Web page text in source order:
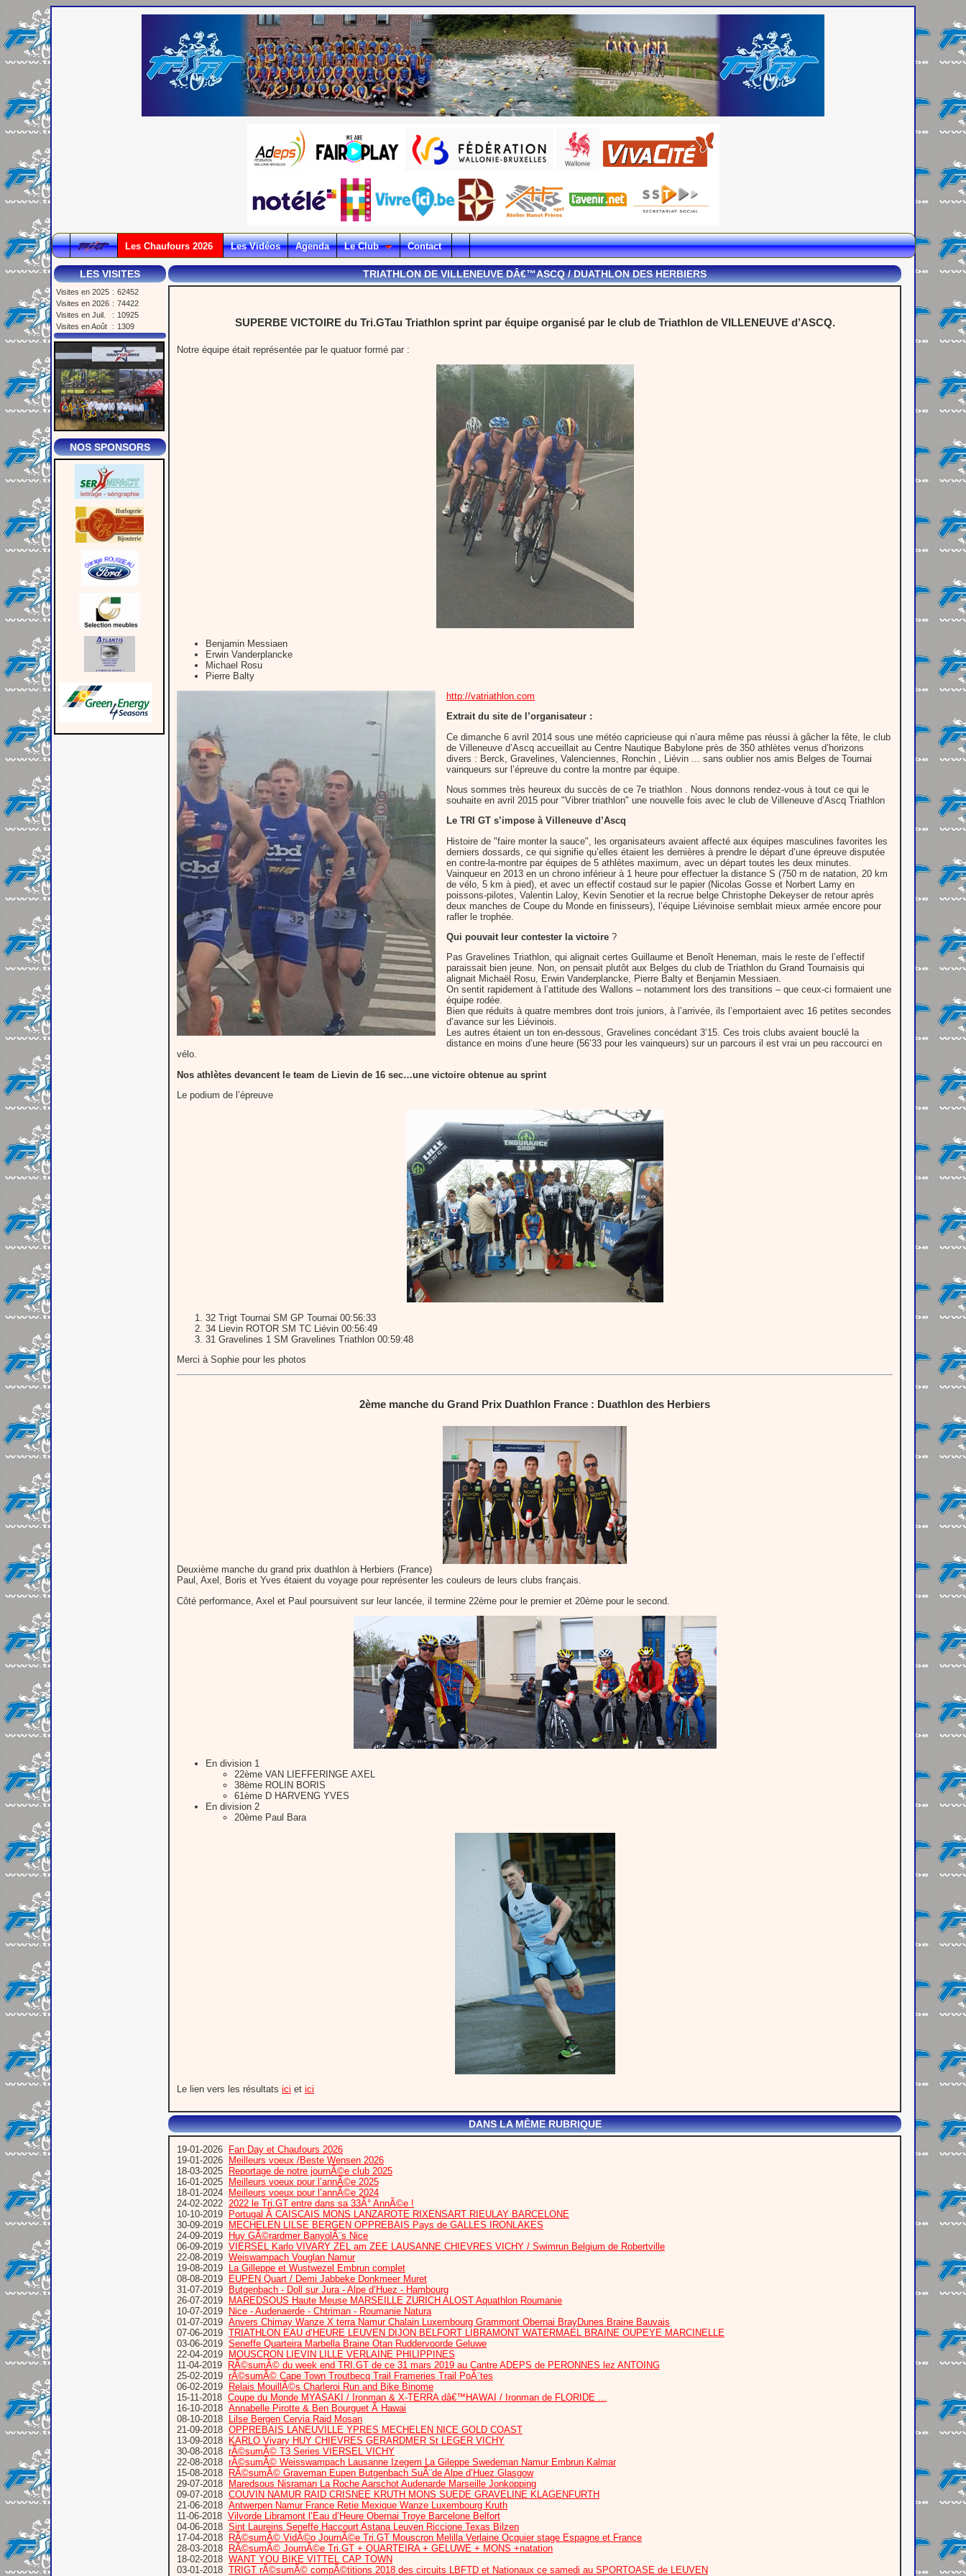
Les Chaufours 2026 Les Vidéos Agenda Le Club Contact
LES VISITES
Visites en 2025 : 62452
Visites en 2026 : 74422
Visites en Juil.
: 10925
Visites en Août
: 1309
NOS SPONSORS
TRIATHLON DE VILLENEUVE DÂ€™ASCQ / DUATHLON DES HERBIERS
SUPERBE VICTOIRE du Tri.GTau Triathlon sprint par équipe organisé par le club de Triathlon de VILLENEUVE d’ASCQ.
Notre équipe était représentée par le quatuor formé par :
Benjamin Messiaen
Erwin Vanderplancke
Michael Rosu
Pierre Balty
http://vatriathlon.com
Extrait du site de l’organisateur :
Ce dimanche 6 avril 2014 sous une météo capricieuse qui n’aura même pas réussi à gâcher la fête, le club
de Villeneuve d’Ascq accueillait au Centre Nautique Babylone près de 350 athlètes venus d’horizons
divers : Berck, Gravelines, Valenciennes, Ronchin , Liévin ... sans oublier nos amis Belges de Tournai
vainqueurs sur l’épreuve du contre la montre par équipe.
Nous sommes très heureux du succès de ce 7e triathlon . Nous donnons rendez-vous à tout ce qui le
souhaite en avril 2015 pour "Vibrer triathlon" une nouvelle fois avec le club de Villeneuve d’Ascq Triathlon
Le TRI GT s’impose à Villeneuve d’Ascq
Histoire de "faire monter la sauce", les organisateurs avaient affecté aux équipes masculines favorites les
derniers dossards, ce qui signifie qu’elles étaient les dernières à prendre le départ d’une épreuve disputée
en contre-la-montre par équipes de 5 athlètes maximum, avec un départ toutes les deux minutes.
Vainqueur en 2013 en un chrono inférieur à 1 heure pour effectuer la distance S (750 m de natation, 20 km
de vélo, 5 km à pied), et avec un effectif costaud sur le papier (Nicolas Gosse et Norbert Lamy en
poissons-pilotes, Valentin Laloy, Kevin Senotier et la recrue belge Christophe Dekeyser de retour après
deux manches de Coupe du Monde en finisseurs), l’équipe Liévinoise semblait mieux armée encore pour
rafler le trophée.
Qui pouvait leur contester la victoire ?
Pas Gravelines Triathlon, qui alignait certes Guillaume et Benoît Heneman, mais le reste de l’effectif
paraissait bien jeune. Non, on pensait plutôt aux Belges du club de Triathlon du Grand Tournaisis qui
alignait Michaël Rosu, Erwin Vanderplancke, Pierre Balty et Benjamin Messiaen.
On sentit rapidement à l’attitude des Wallons – notamment lors des transitions – que ceux-ci formaient une
équipe rodée.
Bien que réduits à quatre membres dont trois juniors, à l’arrivée, ils l’emportaient avec 16 petites secondes
d’avance sur les Liévinois.
Les autres étaient un ton en-dessous, Gravelines concédant 3’15. Ces trois clubs avaient bouclé la
distance en moins d’une heure (56’33 pour les vainqueurs) sur un parcours il est vrai un peu raccourci en
vélo.
Nos athlètes devancent le team de Lievin de 16 sec…une victoire obtenue au sprint
Le podium de l’épreuve
32 Trigt Tournai SM GP Tournai 00:56:33
34 Lievin ROTOR SM TC Liévin 00:56:49
31 Gravelines 1 SM Gravelines Triathlon 00:59:48
Merci à Sophie pour les photos
2ème manche du Grand Prix Duathlon France : Duathlon des Herbiers
Deuxième manche du grand prix duathlon à Herbiers (France)
Paul, Axel, Boris et Yves étaient du voyage pour représenter les couleurs de leurs clubs français.
Côté performance, Axel et Paul poursuivent sur leur lancée, il termine 22ème pour le premier et 20ème pour le second.
En division 1
22ème VAN LIEFFERINGE AXEL
38ème ROLIN BORIS
61ème D HARVENG YVES
En division 2
20ème Paul Bara
Le lien vers les résultats ici et ici
DANS LA MÊME RUBRIQUE
19-01-2026
Fan Day et Chaufours 2026
19-01-2026
Meilleurs voeux /Beste Wensen 2026
18-03-2025
Reportage de notre journÃ©e club 2025
16-01-2025
Meilleurs voeux pour l’annÃ©e 2025
18-01-2024
Meilleurs voeux pour l’annÃ©e 2024
24-02-2022 2022 le Tri.GT entre dans sa 33Â° AnnÃ©e !
10-10-2019
Portugal Ã CAISCAIS MONS LANZAROTE RIXENSART RIEULAY BARCELONE
30-09-2019
MECHELEN LILSE BERGEN OPPREBAIS Pays de GALLES IRONLAKES
24-09-2019
Huy GÃ©rardmer BanyolÃ¨s Nice
06-09-2019 VIERSEL Karlo VIVARY ZEL am ZEE LAUSANNE CHIEVRES VICHY / Swimrun Belgium de Robertville
22-08-2019 Weiswampach Vouglan Namur
19-08-2019
La Gilleppe et Wustwezel Embrun complet
08-08-2019
EUPEN Quart / Demi Jabbeke Donkmeer Muret
31-07-2019
Butgenbach - Doll sur Jura - Alpe d’Huez - Hambourg
26-07-2019
MAREDSOUS Haute Meuse MARSEILLE ZURICH ALOST Aquathlon Roumanie
10-07-2019
Nice - Audenaerde - Chtriman - Roumanie Natura
01-07-2019 Anvers Chimay Wanze X terra Namur Chalain Luxembourg Grammont Obernai BrayDunes Braine Bauvais
07-06-2019 TRIATHLON EAU d’HEURE LEUVEN DIJON BELFORT LIBRAMONT WATERMAEL BRAINE OUPEYE MARCINELLE
03-06-2019 Seneffe Quarteira Marbella Braine Otan Ruddervoorde Geluwe
22-04-2019
MOUSCRON LIEVIN LILLE VERLAINE PHILIPPINES
11-04-2019
RÃ©sumÃ© du week end TRI.GT de ce 31 mars 2019 au Cantre ADEPS de PERONNES lez ANTOING
25-02-2019 rÃ©sumÃ© Cape Town Troutbecq Trail Frameries Trail PoÃ¨tes
06-02-2019
Relais MouillÃ©s Charleroi Run and Bike Binome
15-11-2018 Coupe du Monde MYASAKI / Ironman & X-TERRA dâ€™HAWAI / Ironman de FLORIDE ...
16-10-2018 Annabelle Pirotte & Ben Bourguet Ã Hawai
08-10-2018
Lilse Bergen Cervia Raid Mosan
21-09-2018 OPPREBAIS LANEUVILLE YPRES MECHELEN NICE GOLD COAST
13-09-2018
KARLO Vivary HUY CHIEVRES GERARDMER St LEGER VICHY
30-08-2018 rÃ©sumÃ© T3 Series VIERSEL VICHY
22-08-2018 rÃ©sumÃ© Weisswampach Lausanne Izegem La Gileppe Swedeman Namur Embrun Kalmar
15-08-2018
RÃ©sumÃ© Graveman Eupen Butgenbach SuÃ¨de Alpe d’Huez Glasgow
29-07-2018
Maredsous Nisraman La Roche Aarschot Audenarde Marseille Jonkopping
09-07-2018 COUVIN NAMUR RAID CRISNEE KRUTH MONS SUEDE GRAVELINE KLAGENFURTH
21-06-2018 Antwerpen Namur France Retie Mexique Wanze Luxembourg Kruth
11-06-2018 Vilvorde Libramont l’Eau d’Heure Obernai Troye Barcelone Belfort
04-06-2018 Sint Laureins Seneffe Haccourt Astana Leuven Riccione Texas Bilzen
17-04-2018
RÃ©sumÃ© VidÃ©o JournÃ©e Tri.GT Mouscron Melilla Verlaine Ocquier stage Espagne et France
28-03-2018
RÃ©sumÃ© JournÃ©e Tri.GT + QUARTEIRA + GELUWE + MONS +natation
18-02-2018 WANT YOU BIKE VITTEL CAP TOWN
03-01-2018 TRIGT rÃ©sumÃ© compÃ©titions 2018 des circuits LBFTD et Nationaux ce samedi au SPORTOASE de LEUVEN